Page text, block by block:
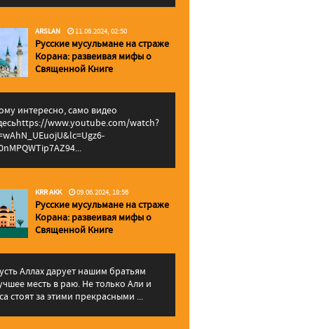
ARSLAN 11.06.2024, 02:50
Русские мусульмане на страже
Корана: pазвеивая мифы о
Священной Книге
интересно, само видео
www.youtube.com/watch?
KRR AKK 09.06.2024, 18:56
Русские мусульмане на страже
Корана: pазвеивая мифы о
Священной Книге
Аллах дарует нашим братьям
месть в раю. Не только Али и
стоят за этими прекрасными ...